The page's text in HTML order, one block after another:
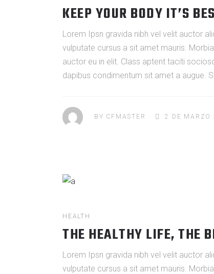
KEEP YOUR BODY IT’S
Lorem Ipsn gravida nibh vel velit auctor
vulputate cursus a sit amet mauris.
auctor eu in elit. Class aptent taciti
dapibus condimentum sit amet a augue.
BY CFMASTER 2 DE MARZO
HEALTH
THE HEALTHY LIFE, THE
Lorem Ipsn gravida nibh vel velit auctor
vulputate cursus a sit amet mauris.